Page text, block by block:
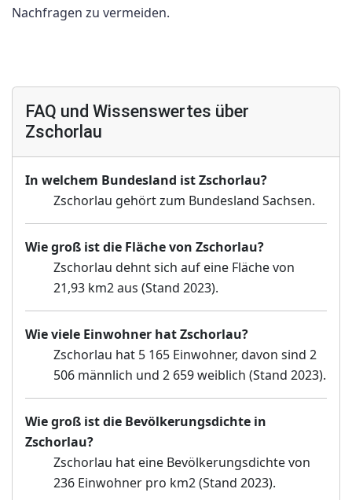
Nachfragen zu vermeiden.
FAQ und Wissenswertes über
Zschorlau
In welchem Bundesland ist Zschorlau?
Zschorlau gehört zum Bundesland Sachsen.
Wie groß ist die Fläche von Zschorlau?
Zschorlau dehnt sich auf eine Fläche von
21,93 km2 aus (Stand 2023).
Wie viele Einwohner hat Zschorlau?
Zschorlau hat 5 165 Einwohner, davon sind 2
506 männlich und 2 659 weiblich (Stand 2023).
Wie groß ist die Bevölkerungsdichte in
Zschorlau?
Zschorlau hat eine Bevölkerungsdichte von
236 Einwohner pro km2 (Stand 2023).